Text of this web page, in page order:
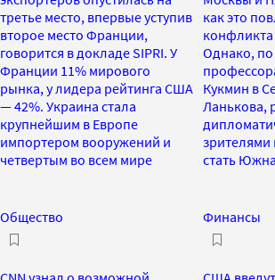
третье место, впервые уступив
второе место Франции,
говорится в докладе SIPRI. У
Франции 11% мирового
рынка, у лидера рейтинга США
— 42%. Украина стала
крупнейшим в Европе
импортером вооружений и
четвертым во всем мире
как это
Однако,
Кукмин в
Ланькова,
стать
Общество Финансы